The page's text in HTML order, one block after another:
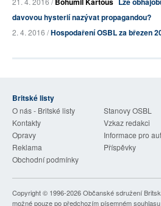
davovou hysterií nazývat propagandou?
2. 4. 2016 /Hospodaření OSBL za březen
Britské listy
O nás - Britské listy
Stanovy OSBL
Kontakty
Vzkaz redakci
Opravy
Informace pro
Reklama
Příspěvky
Obchodní podmínky
Copyright © 1996-2026Občanské sdružení
možné pouze po předchozím písemném